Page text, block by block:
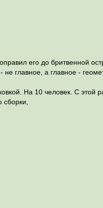
его до бритвенной
главное, а главное -
На 10 человек. С этой